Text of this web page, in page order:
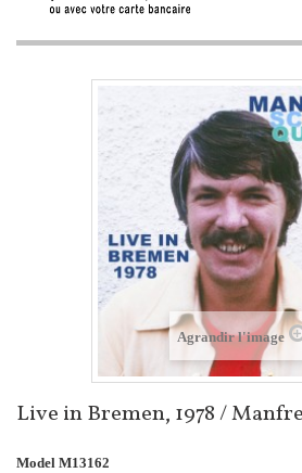
Agrandir l'image
Live in Bremen, 1978 /
Model M13162